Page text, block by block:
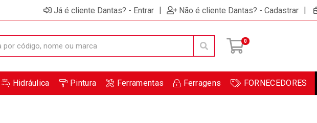
Já é cliente Dantas? - Entrar | Não é cliente Dantas? - Cadastrar |
0
Hidráulica Pintura Ferramentas Ferragens FORNECEDORES